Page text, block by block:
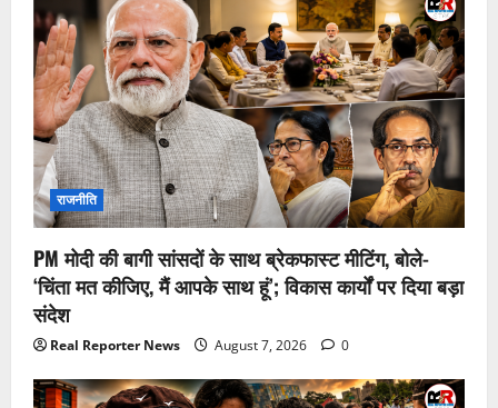
राजनीति
PM मोदी की बागी सांसदों के साथ ब्रेकफास्ट मीटिंग, बोले-
‘चिंता मत कीजिए, मैं आपके साथ हूं’; विकास कार्यों पर दिया बड़ा
संदेश
Real Reporter News August 7, 2026 0